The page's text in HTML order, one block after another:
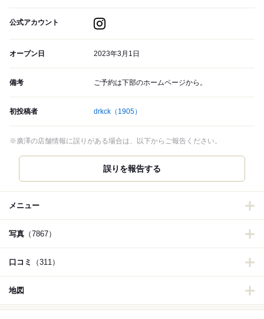
公式アカウント
オープン日 2023年3月1日
備考 ご予約は下部のホームページから。
初投稿者 drkck （1905）
※廣澤の店舗情報に誤りがある場合は、以下からご報告ください。
誤りを報告する
メニュー
写真 （7867）
口コミ （311）
地図